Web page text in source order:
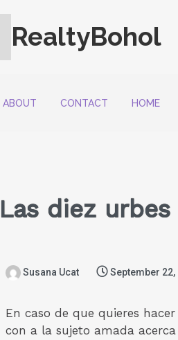
RealtyBohol
ABOUT CONTACT HOME
Las diez
Susana Ucat September 22,
En caso de que quieres
con a la sujeto amada